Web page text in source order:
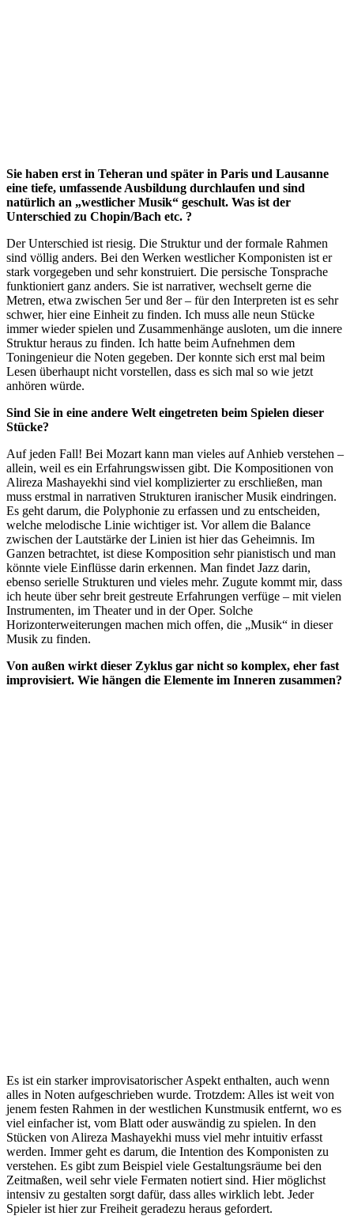
Sie haben erst in Teheran und später in Paris und Lausanne
eine tiefe, umfassende Ausbildung durchlaufen und sind
natürlich an „westlicher Musik“ geschult. Was ist der
Unterschied zu Chopin/Bach etc. ?
Der Unterschied ist riesig. Die Struktur und der formale Rahmen
sind völlig anders. Bei den Werken westlicher Komponisten ist er
stark vorgegeben und sehr konstruiert. Die persische Tonsprache
funktioniert ganz anders. Sie ist narrativer, wechselt gerne die
Metren, etwa zwischen 5er und 8er – für den Interpreten ist es sehr
schwer, hier eine Einheit zu finden. Ich muss alle neun Stücke
immer wieder spielen und Zusammenhänge ausloten, um die innere
Struktur heraus zu finden. Ich hatte beim Aufnehmen dem
Toningenieur die Noten gegeben. Der konnte sich erst mal beim
Lesen überhaupt nicht vorstellen, dass es sich mal so wie jetzt
anhören würde.
Sind Sie in eine andere Welt eingetreten beim Spielen dieser
Stücke?
Auf jeden Fall! Bei Mozart kann man vieles auf Anhieb verstehen –
allein, weil es ein Erfahrungswissen gibt. Die Kompositionen von
Alireza Mashayekhi sind viel komplizierter zu erschließen, man
muss erstmal in narrativen Strukturen iranischer Musik eindringen.
Es geht darum, die Polyphonie zu erfassen und zu entscheiden,
welche melodische Linie wichtiger ist. Vor allem die Balance
zwischen der Lautstärke der Linien ist hier das Geheimnis. Im
Ganzen betrachtet, ist diese Komposition sehr pianistisch und man
könnte viele Einflüsse darin erkennen. Man findet Jazz darin,
ebenso serielle Strukturen und vieles mehr. Zugute kommt mir, dass
ich heute über sehr breit gestreute Erfahrungen verfüge – mit vielen
Instrumenten, im Theater und in der Oper. Solche
Horizonterweiterungen machen mich offen, die „Musik“ in dieser
Musik zu finden.
Von außen wirkt dieser Zyklus gar nicht so komplex, eher fast
improvisiert. Wie hängen die Elemente im Inneren zusammen?
Es ist ein starker improvisatorischer Aspekt enthalten, auch wenn
alles in Noten aufgeschrieben wurde. Trotzdem: Alles ist weit von
jenem festen Rahmen in der westlichen Kunstmusik entfernt, wo es
viel einfacher ist, vom Blatt oder auswändig zu spielen. In den
Stücken von Alireza Mashayekhi muss viel mehr intuitiv erfasst
werden. Immer geht es darum, die Intention des Komponisten zu
verstehen. Es gibt zum Beispiel viele Gestaltungsräume bei den
Zeitmaßen, weil sehr viele Fermaten notiert sind. Hier möglichst
intensiv zu gestalten sorgt dafür, dass alles wirklich lebt. Jeder
Spieler ist hier zur Freiheit geradezu heraus gefordert.